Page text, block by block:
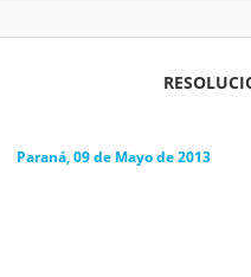
de 2013